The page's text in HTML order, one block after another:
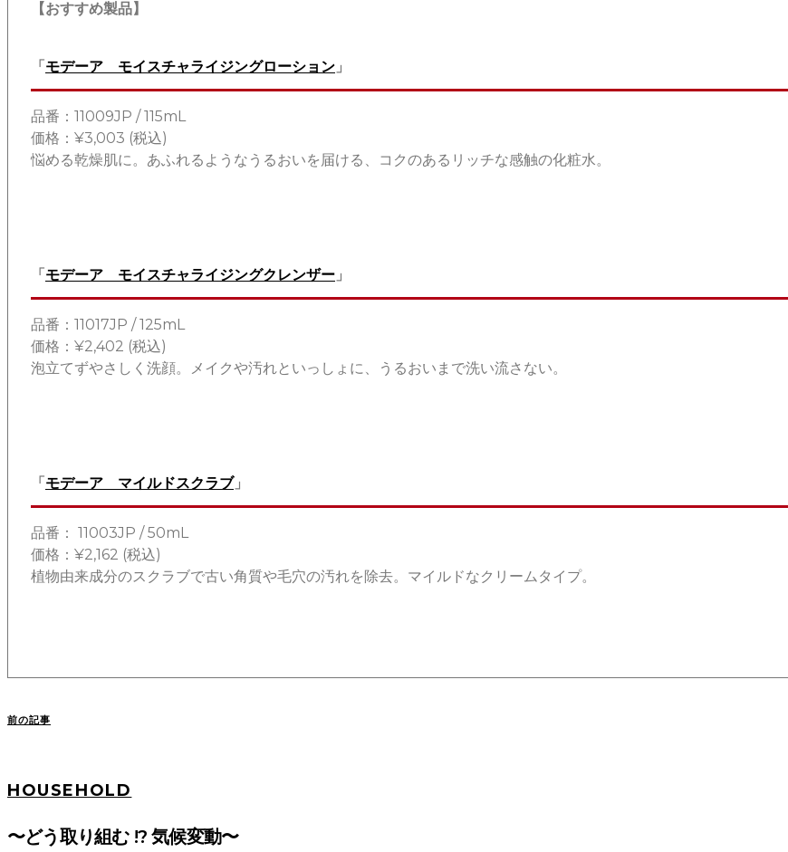
【おすすめ製品】
「モデーア モイスチャライジングローション 」
品番：11009JP / 115mL
価格：¥3,003 (税込)
悩める乾燥肌に。あふれるようなうるおいを届ける、コクのあるリッチな感触の化粧水。
「モデーア モイスチャライジングクレンザー 」
品番：11017JP / 125mL
価格：¥2,402 (税込)
泡立てずやさしく洗顔。メイクや汚れといっしょに、うるおいまで洗い流さない。
「モデーア マイルドスクラブ」
品番： 11003JP / 50mL
価格：¥2,162 (税込)
植物由来成分のスクラブで古い角質や毛穴の汚れを除去。マイルドなクリームタイプ。
前の記事
HOUSEHOLD
〜どう取り組む !? 気候変動〜